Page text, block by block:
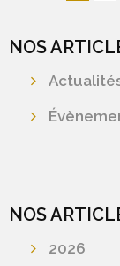
NOS
NOS
2026